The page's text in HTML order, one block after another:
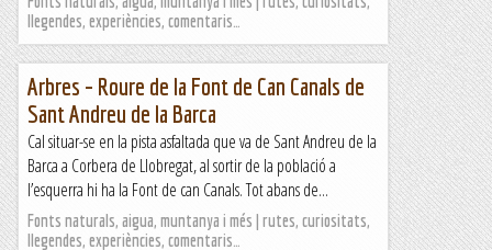
llegendes, experiències, comentaris…
Arbres – Roure de la Font de Can Canals de
Sant Andreu de la Barca
Cal situar-se en la pista asfaltada que va de Sant Andreu de la
Barca a Corbera de Llobregat, al sortir de la població a
l’esquerra hi ha la Font de can Canals. Tot abans de...
Fonts naturals, aigua, muntanya i més | rutes, curiositats,
llegendes, experiències, comentaris…